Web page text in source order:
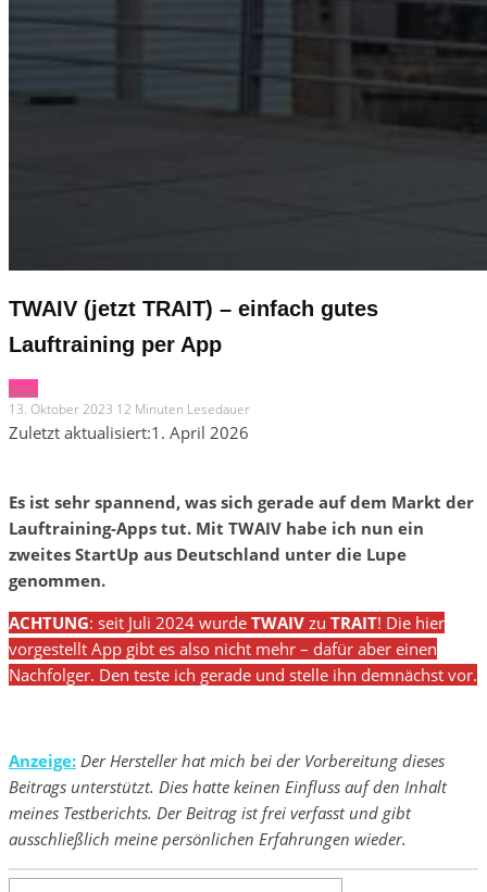
TWAIV (jetzt TRAIT) – einfach gutes
Lauftraining per App
Apps
13. Oktober 2023 12 Minuten Lesedauer
Zuletzt aktualisiert:1. April 2026
Es ist sehr spannend, was sich gerade auf dem Markt der
Lauftraining-Apps tut. Mit TWAIV habe ich nun ein
zweites StartUp aus Deutschland unter die Lupe
genommen.
ACHTUNG: seit Juli 2024 wurde TWAIV zu TRAIT! Die hier
vorgestellt App gibt es also nicht mehr – dafür aber einen
Nachfolger. Den teste ich gerade und stelle ihn demnächst vor.
Anzeige: Der Hersteller hat mich bei der Vorbereitung dieses
Beitrags unterstützt. Dies hatte keinen Einfluss auf den Inhalt
meines Testberichts. Der Beitrag ist frei verfasst und gibt
ausschließlich meine persönlichen Erfahrungen wieder.